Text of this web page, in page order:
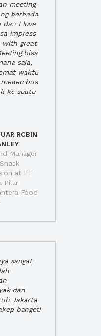
meeting
berbeda,
dan I love
impress
with great
bisa
saja,
waktu
ke suatu
ROBIN
Manager
at PT
Pilar
Food
sangat
dan
Jakarta.
banget!